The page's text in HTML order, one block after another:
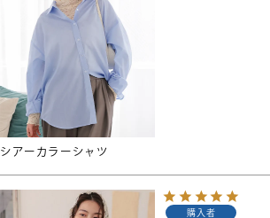
シアーカラーシャツ
購入者